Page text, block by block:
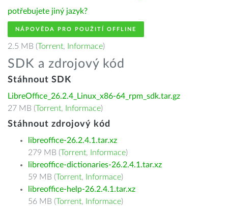
potřebujete jiný jazyk?
NÁPOVĚDA PRO POUŽITÍ OFFLINE
2.5 MB (Torrent, Informace)
SDK a zdrojový kód
Stáhnout SDK
LibreOffice_26.2.4_Linux_x86-64_rpm_sdk.tar.gz
27 MB (Torrent, Informace)
Stáhnout zdrojový kód
libreoffice-26.2.4.1.tar.xz
279 MB (Torrent, Informace)
libreoffice-dictionaries-26.2.4.1.tar.xz
59 MB (Torrent, Informace)
libreoffice-help-26.2.4.1.tar.xz
56 MB (Torrent, Informace)